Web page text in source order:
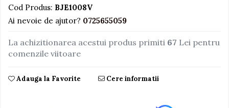
Proiectoare
Saltelute si centre de activitati
Set Avioane si submarine
Seturi de doctor
Cod Produs: BJE1008V
Ai nevoie de ajutor? 0725655059
La achizitionarea acestui produs primiti 67 Lei pentru
comenzile viitoare
Adauga la Favorite Cere informatii